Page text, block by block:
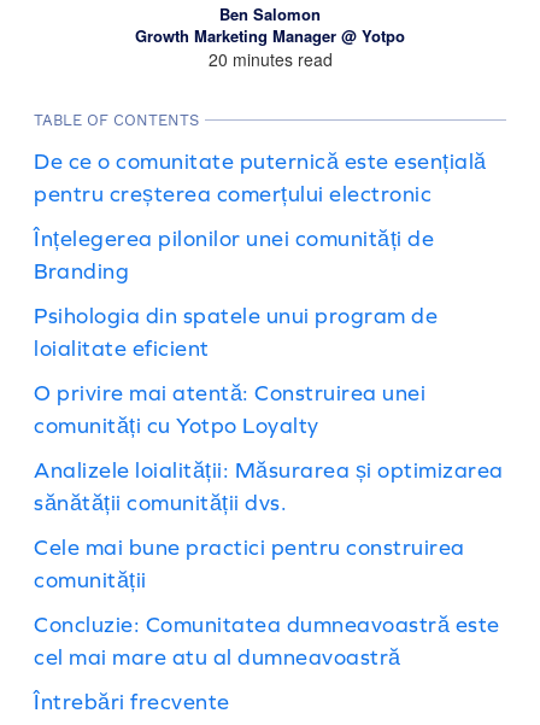
Ben Salomon
Growth Marketing Manager @ Yotpo
20 minutes read
TABLE OF CONTENTS
De ce o comunitate puternică este esențială
pentru creșterea comerțului electronic
Înțelegerea pilonilor unei comunități de
Branding
Psihologia din spatele unui program de
loialitate eficient
O privire mai atentă: Construirea unei
comunități cu Yotpo Loyalty
Analizele loialității: Măsurarea și optimizarea
sănătății comunității dvs.
Cele mai bune practici pentru construirea
comunității
Concluzie: Comunitatea dumneavoastră este
cel mai mare atu al dumneavoastră
Întrebări frecvente